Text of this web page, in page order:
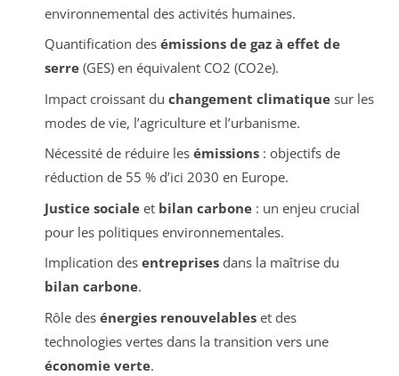
environnemental des activités humaines.
Quantification des émissions de gaz à effet de
serre(GES) en équivalent CO2 (CO2e).
Impact croissant du changement climatiquesur les
modes de vie, l’agriculture et l’urbanisme.
Nécessité de réduire les émissions: objectifs de
réduction de 55 % d’ici 2030 en Europe.
Justice socialeet bilan carbone: un enjeu crucial
pour les politiques environnementales.
Implication des entreprisesdans la maîtrise du
bilan carbone.
Rôle des énergies renouvelableset des
technologies vertes dans la transition vers une
économie verte.